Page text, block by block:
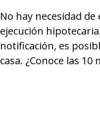
No hay necesidad
ejecución
notificación, es
casa. ¿Conoce las